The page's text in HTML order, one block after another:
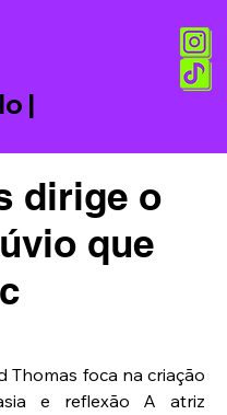
|
dirige o
que
Thomas foca na criação
e reflexão A atriz